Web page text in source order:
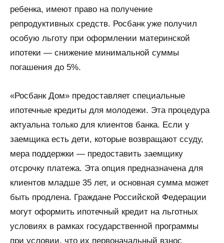
ребенка, имеют право на получение
репродуктивных средств. Росбанк уже получил
особую льготу при оформлении материнской
ипотеки — снижение минимальной суммы
погашения до 5%.
«Росбанк Дом» предоставляет специальные
ипотечные кредиты для молодежи. Эта процедура
актуальна только для клиентов банка. Если у
заемщика есть дети, которые возвращают ссуду,
мера поддержки — предоставить заемщику
отсрочку платежа. Эта опция предназначена для
клиентов младше 35 лет, и основная сумма может
быть продлена. Граждане Российской Федерации
могут оформить ипотечный кредит на льготных
условиях в рамках государственной программы
при условии, что их первоначальный взнос